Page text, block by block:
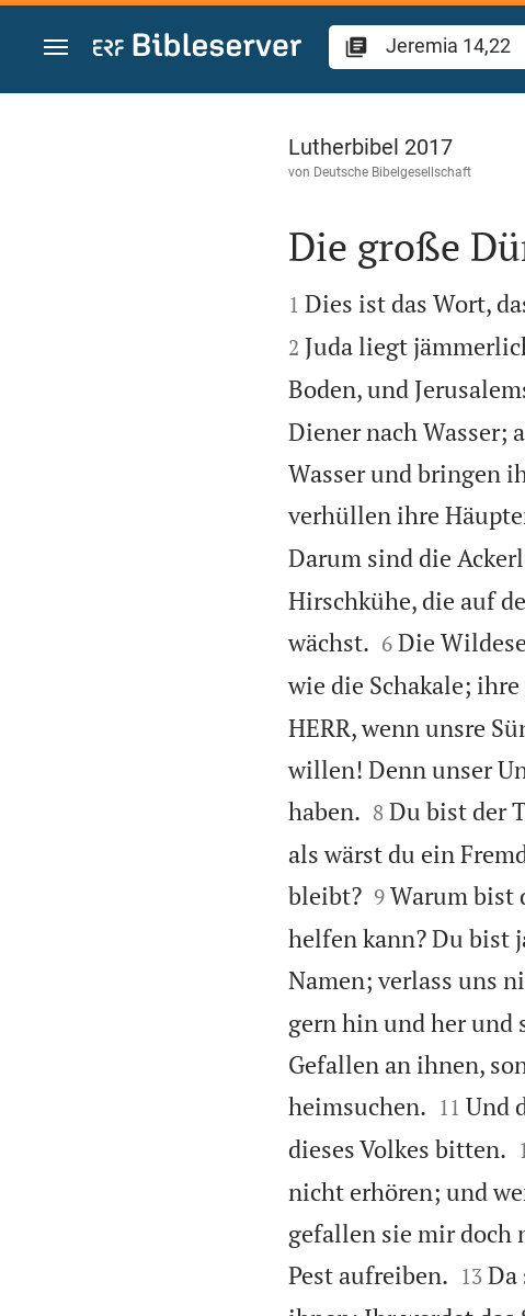
Zum Inhalt springen
Jeremia 14
Lutherbibel 2017
von Deutsche Bibelgesellschaft

Die große

1 Dies ist das Wort,
2 Juda liegt
Boden, und
Diener nach Wasser;
Wasser und bringen
verhüllen ihre
Darum sind die
Hirschkühe, die auf
wächst.
6 Die
wie die Schakale;
HERR, wenn unsre
willen! Denn unser
haben.
8 Du bist der
als wärst du ein
bleibt?
9 Warum bist
helfen kann? Du bist
Namen; verlass uns
gern hin und her und
Gefallen an ihnen,
heimsuchen.
11 Und
dieses Volkes bitten.
nicht erhören; und
gefallen sie mir doch
Pest aufreiben.
13 Da